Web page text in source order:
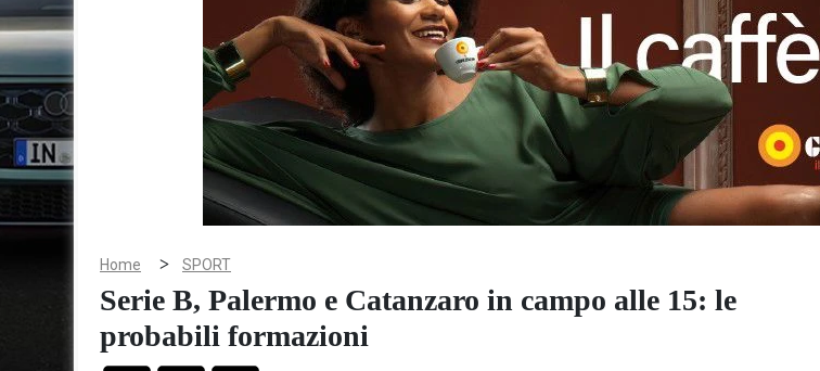
Home > SPORT
Serie B, Palermo e Catanzaro in campo alle 15: le
probabili formazioni